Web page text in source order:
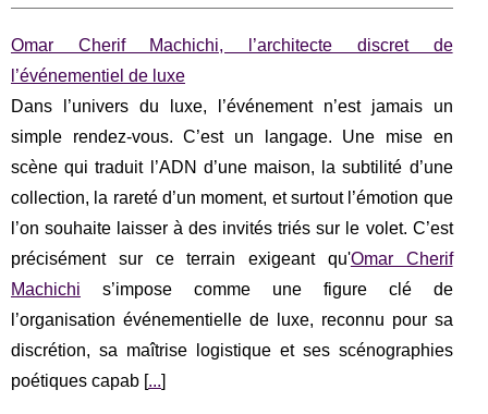
Omar Cherif Machichi, l’architecte discret de
l’événementiel de luxe
Dans l’univers du luxe, l’événement n’est jamais un
simple rendez-vous. C’est un langage. Une mise en
scène qui traduit l’ADN d’une maison, la subtilité d’une
collection, la rareté d’un moment, et surtout l’émotion que
l’on souhaite laisser à des invités triés sur le volet. C’est
précisément sur ce terrain exigeant qu'Omar Cherif
Machichi s’impose comme une figure clé de
l’organisation événementielle de luxe, reconnu pour sa
discrétion, sa maîtrise logistique et ses scénographies
poétiques capab [...]